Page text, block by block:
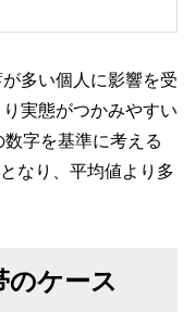
多い個人に影響を受
実態がつかみやすい
字を基準に考える
なり、平均値より多
のケース